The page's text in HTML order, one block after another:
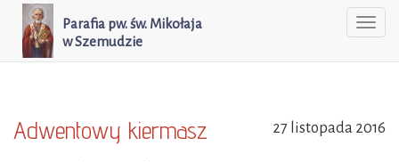
Parafia pw. św. Mikołaja
w Szemudzie
27 listopada 2016
Adwentowy kiermasz